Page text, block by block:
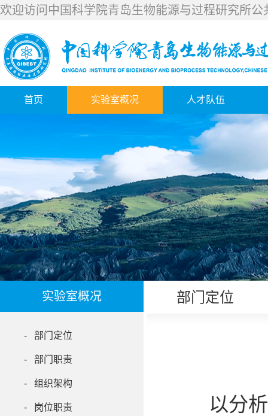
欢迎访问中国科学院青岛生物能源与过程研究所公
首页 实验室概况 人才队伍
实验室概况
- 部门定位
- 部门职责
- 组织架构
- 岗位职责
部门定位
以分析